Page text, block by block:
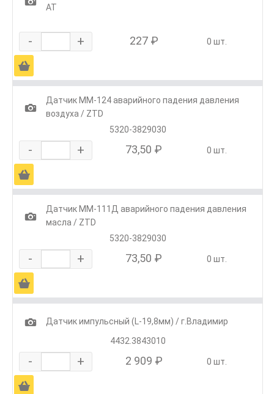
АТ
- + 227 ₽ 0 шт.
Ä
1
Датчик ММ-124 аварийного падения давления
воздуха / ZTD
5320-3829030
- + 73,50 ₽ 0 шт.
Ä
1
Датчик ММ-111Д аварийного падения давления
масла / ZTD
5320-3829030
- + 73,50 ₽ 0 шт.
Ä
1
Датчик импульсный (L-19,8мм) / г.Владимир
4432.3843010
- + 2 909 ₽ 0 шт.
Ä